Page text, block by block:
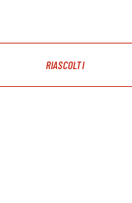
RIASCOLTI